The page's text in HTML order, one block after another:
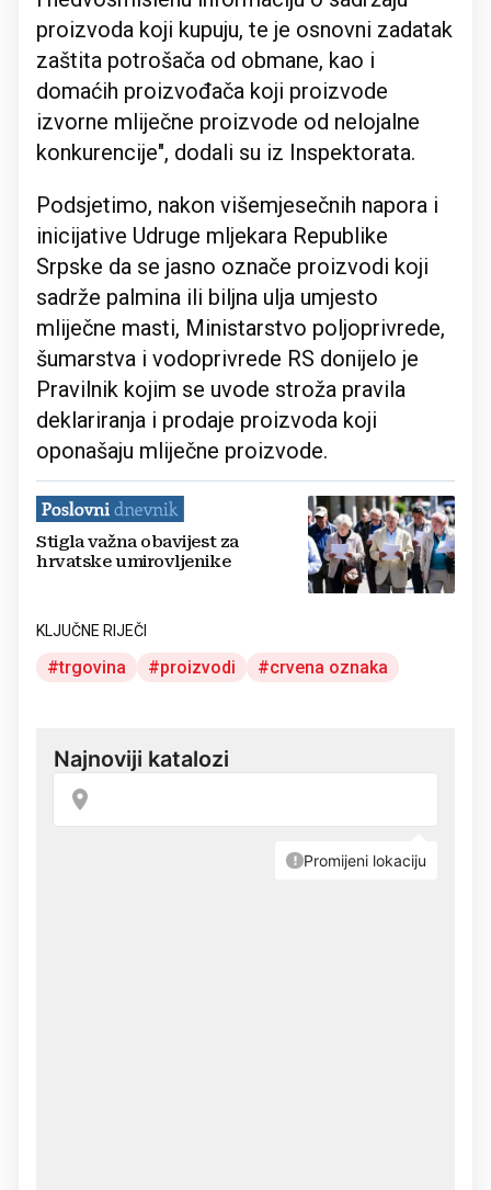
proizvoda koji kupuju, te je osnovni zadatak
zaštita potrošača od obmane, kao i
domaćih proizvođača koji proizvode
izvorne mliječne proizvode od nelojalne
konkurencije", dodali su iz Inspektorata.
Podsjetimo, nakon višemjesečnih napora i
inicijative Udruge mljekara Republike
Srpske da se jasno označe proizvodi koji
sadrže palmina ili biljna ulja umjesto
mliječne masti, Ministarstvo poljoprivrede,
šumarstva i vodoprivrede RS donijelo je
Pravilnik kojim se uvode stroža pravila
deklariranja i prodaje proizvoda koji
oponašaju mliječne proizvode.
Stigla važna obavijest za
hrvatske umirovljenike
KLJUČNE RIJEČI
trgovina proizvodi crvena oznaka